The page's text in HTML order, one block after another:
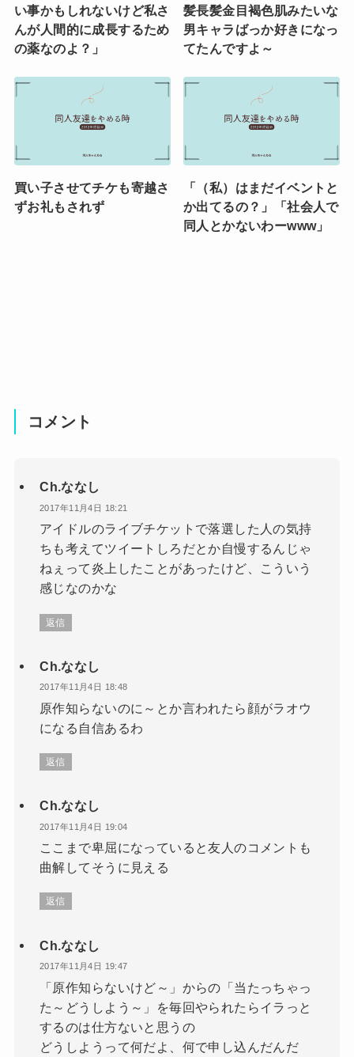
い事かもしれないけど私さ
んが人間的に成長するため
の薬なのよ？」
髪長髪金目褐色肌みたいな
男キャラばっか好きになっ
てたんですよ～
買い子させてチケも寄越さ
ずお礼もされず
「（私）はまだイベントと
か出てるの？」「社会人で
同人とかないわーwww」
コメント
Ch.ななし
2017年11月4日 18:21
アイドルのライブチケットで落選した人の気持
ちも考えてツイートしろだとか自慢するんじゃ
ねぇって炎上したことがあったけど、こういう
感じなのかな
返信
Ch.ななし
2017年11月4日 18:48
原作知らないのに～とか言われたら顔がラオウ
になる自信あるわ
返信
Ch.ななし
2017年11月4日 19:04
ここまで卑屈になっていると友人のコメントも
曲解してそうに見える
返信
Ch.ななし
2017年11月4日 19:47
「原作知らないけど～」からの「当たっちゃっ
た～どうしよう～」を毎回やられたらイラっと
するのは仕方ないと思うの
どうしようって何だよ、何で申し込んだんだ